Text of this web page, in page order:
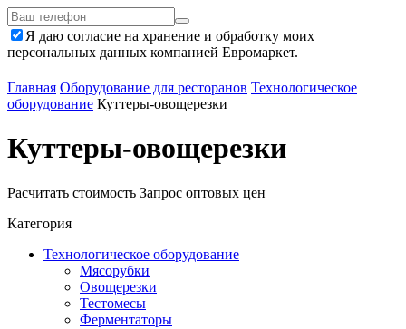
Я даю согласие на хранение и обработку моих
персональных данных компанией Евромаркет.
Главная Оборудование для ресторанов Технологическое
оборудование Куттеры-овощерезки
Куттеры-овощерезки
Расчитать стоимость Запрос оптовых цен
Категория
Технологическое оборудование
Мясорубки
Овощерезки
Тестомесы
Ферментаторы